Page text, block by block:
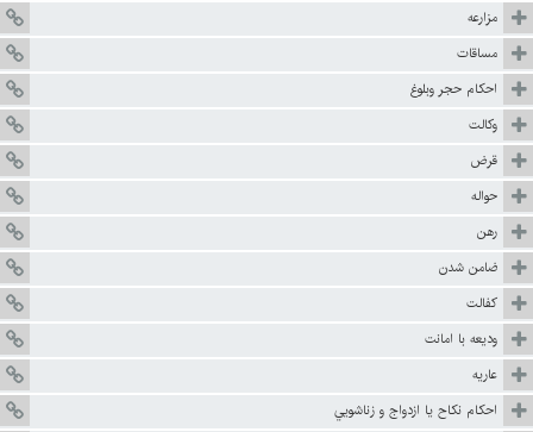
مزارعه
مساقات
احكام حجر وبلوغ
وكالت
قرض
حواله
رهن
ضامن شدن
كفالت
وديعه با امانت
عاريه
احكام نكاح يا ازدواج و زناشويي